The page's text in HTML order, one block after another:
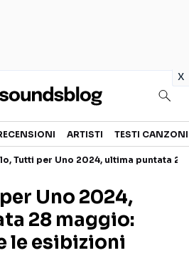
x
TESTI CANZONI
TOUR ED EVENTI
TALENT SHOW
ARTISTI TESTI CANZONI
Tutti per Uno 2024, ultima puntata
Uno 2024,
28 maggio:
le esibizioni